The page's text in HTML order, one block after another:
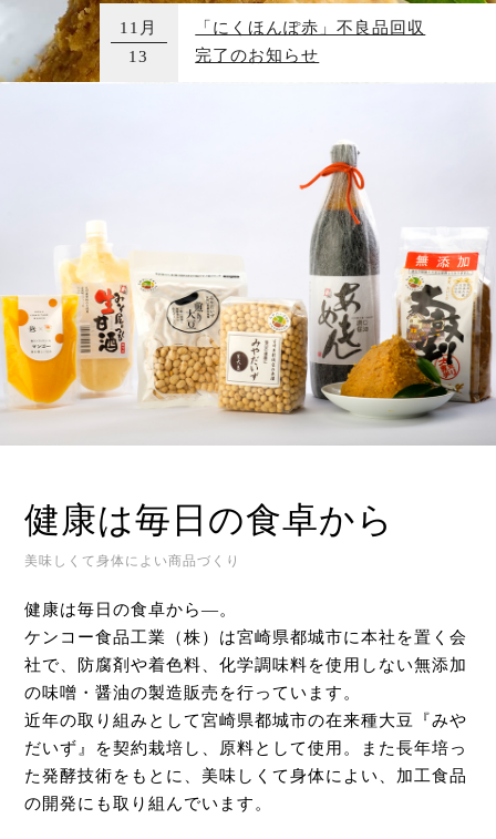
11月
13
「にくほんぽ赤」不良品回収
完了のお知らせ
健康は毎日の食卓から
美味しくて身体によい商品づくり
健康は毎日の食卓から―。
ケンコー食品工業（株）は宮崎県都城市に本社を置く会
社で、防腐剤や着色料、化学調味料を使用しない無添加
の味噌・醤油の製造販売を行っています。
近年の取り組みとして宮崎県都城市の在来種大豆『みや
だいず』を契約栽培し、原料として使用。また長年培っ
た発酵技術をもとに、美味しくて身体によい、加工食品
の開発にも取り組んでいます。